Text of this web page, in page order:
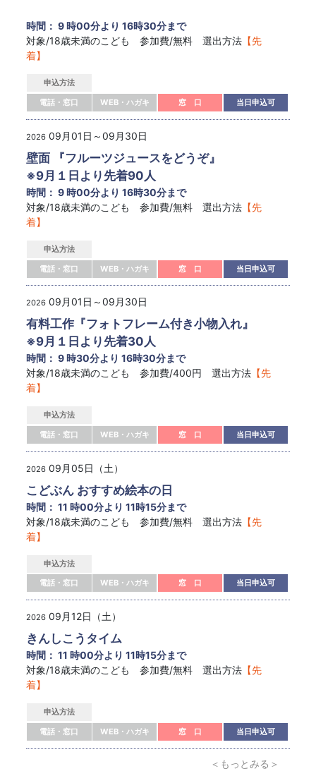
時間： 9 時00分より 16時30分まで
対象/18歳未満のこども 参加費/無料 選出方法 【先
着】
申込方法
電話・窓口
WEB・ハガキ 窓 口 当日申込可
2026 09月01日～09月30日
壁面 『フルーツジュースをどうぞ』
※9月１日より先着90人
時間： 9 時00分より 16時30分まで
対象/18歳未満のこども 参加費/無料 選出方法 【先
着】
申込方法
電話・窓口
WEB・ハガキ 窓 口 当日申込可
2026 09月01日～09月30日
有料工作『フォトフレーム付き小物入れ』
※9月１日より先着30人
時間： 9 時30分より 16時30分まで
対象/18歳未満のこども 参加費/400円 選出方法 【先
着】
申込方法
電話・窓口
WEB・ハガキ 窓 口 当日申込可
2026 09月05日（土）
こどぶん おすすめ絵本の日
時間： 11 時00分より 11時15分まで
対象/18歳未満のこども 参加費/無料 選出方法 【先
着】
申込方法
電話・窓口
WEB・ハガキ 窓 口 当日申込可
2026 09月12日（土）
きんしこうタイム
時間： 11 時00分より 11時15分まで
対象/18歳未満のこども 参加費/無料 選出方法 【先
着】
申込方法
電話・窓口
WEB・ハガキ 窓 口 当日申込可
＜もっとみる＞